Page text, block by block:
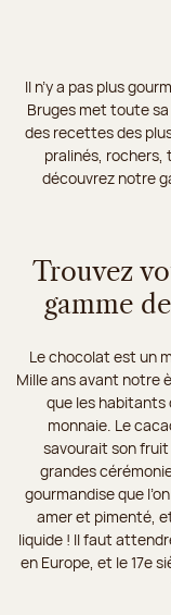
Il n’y a pas plus
Bruges met toute
des recettes des
pralinés,
découvrez notre
Trouvez
gamme
Le chocolat est un
Mille ans avant notre
que les habitants
monnaie. Le
savourait son fruit
grandes
gourmandise que
amer et pimenté,
liquide ! Il faut
en Europe, et le 17e